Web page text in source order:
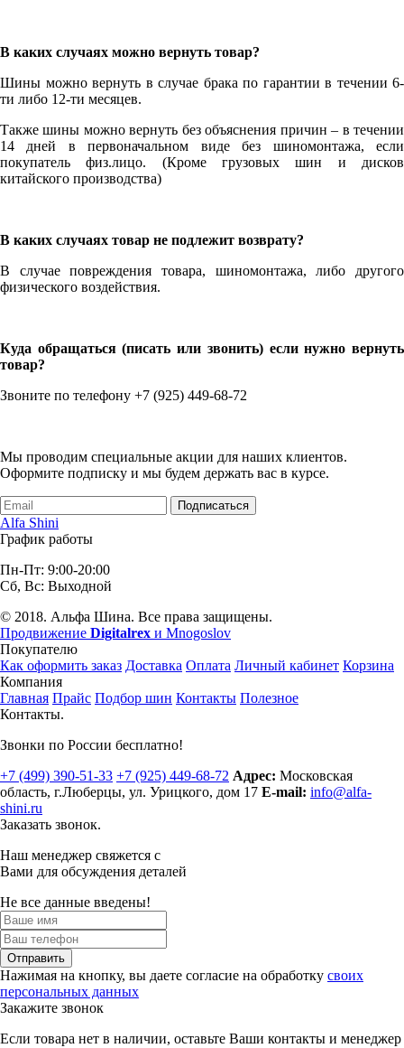
В каких случаях можно вернуть товар?
Шины можно вернуть в случае брака по гарантии в течении 6-
ти либо 12-ти месяцев.
Также шины можно вернуть без объяснения причин – в течении
14 дней в первоначальном виде без шиномонтажа, если
покупатель физ.лицо. (Кроме грузовых шин и дисков
китайского производства)
В каких случаях товар не подлежит возврату?
В случае повреждения товара, шиномонтажа, либо другого
физического воздействия.
Куда обращаться (писать или звонить) если нужно вернуть
товар?
Звоните по телефону +7 (925) 449-68-72
Мы проводим специальные акции для наших клиентов.
Оформите подписку и мы будем держать вас в курсе.
Подписаться
Alfa Shini
График работы
Пн-Пт: 9:00-20:00
Сб, Вс: Выходной
© 2018. Альфа Шина. Все права защищены.
Продвижение Digitalrex и Mnogoslov
Покупателю
Как оформить заказ Доставка Оплата Личный кабинет Корзина
Компания
Главная Прайс Подбор шин Контакты Полезное
Контакты.
Звонки по России бесплатно!
+7 (499) 390-51-33 +7 (925) 449-68-72 Адрес: Московская
область, г.Люберцы, ул. Урицкого, дом 17 E-mail: info@alfa-
shini.ru
Заказать звонок.
Наш менеджер свяжется с
Вами для обсуждения деталей
Не все данные введены!
Отправить
Нажимая на кнопку, вы даете согласие на обработку своих
персональных данных
Закажите звонок
Если товара нет в наличии, оставьте Ваши контакты и менеджер